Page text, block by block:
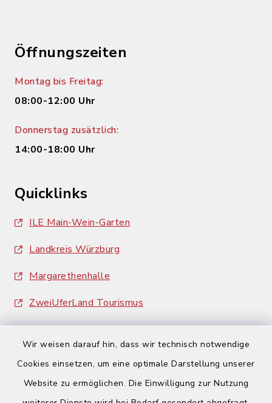
Wir weisen darauf hin, dass wir technisch notwendige
Cookies einsetzen, um eine optimale Darstellung unserer
Website zu ermöglichen. Die Einwilligung zur Nutzung
Öffnungszeiten
Montag bis Freitag:
08:00-12:00 Uhr
Donnerstag zusätzlich:
14:00-18:00 Uhr
Quicklinks
ILE Main-Wein-Garten
Landkreis Würzburg
Margarethenhalle
ZweiUferLand Tourismus